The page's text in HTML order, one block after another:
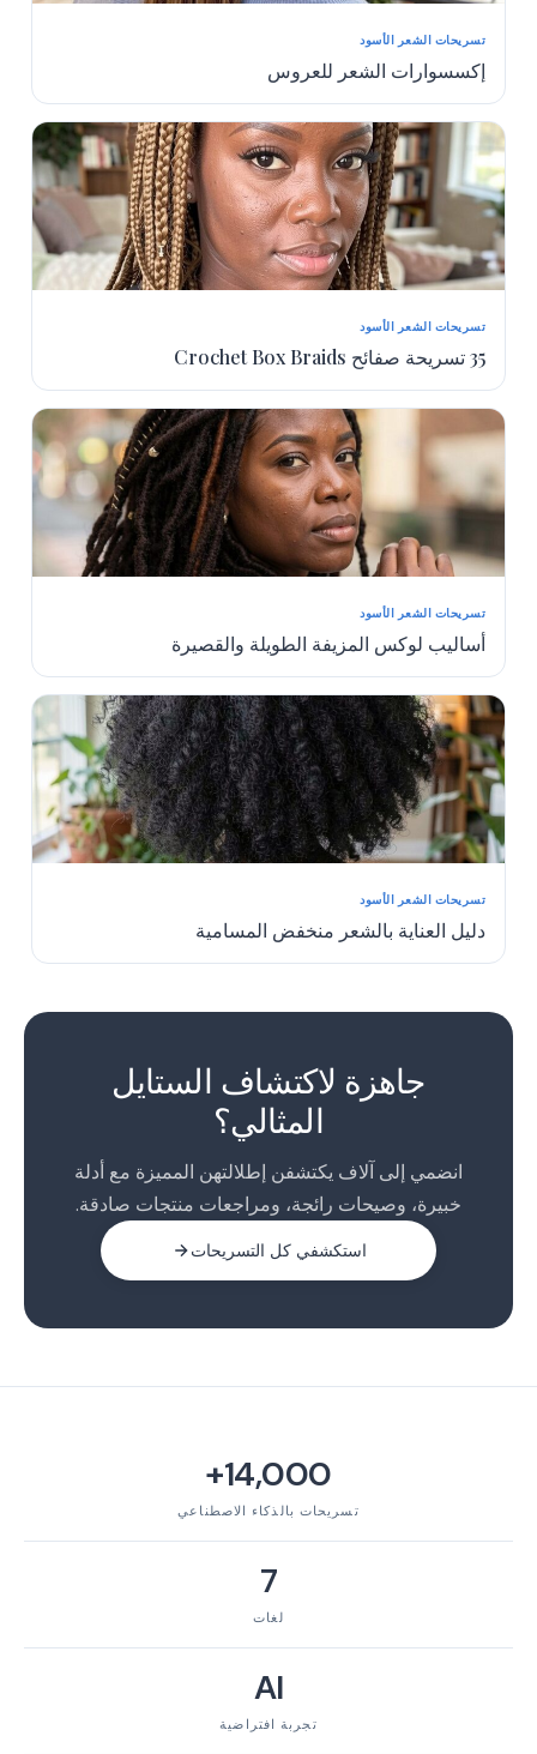
تسريحات الشعر الأسود
إكسسوارات الشعر للعروس
تسريحات الشعر الأسود
35 تسريحة صفائح Crochet Box Braids
تسريحات الشعر الأسود
أساليب لوكس المزيفة الطويلة والقصيرة
تسريحات الشعر الأسود
دليل العناية بالشعر منخفض المسامية
جاهزة لاكتشاف الستايل
المثالي؟
انضمي إلى آلاف يكتشفن إطلالتهن المميزة مع أدلة
خبيرة، وصيحات رائجة، ومراجعات منتجات صادقة.
استكشفي كل التسريحات
14,000+
تسريحات بالذكاء الاصطناعي
7
لغات
AI
تجربة افتراضية